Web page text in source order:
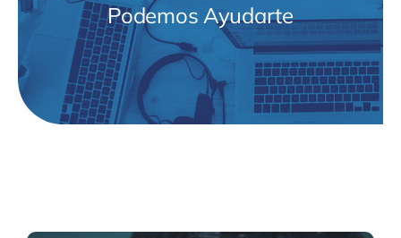
Podemos Ayudarte